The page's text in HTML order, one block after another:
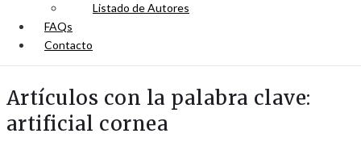
Listado de Autores
FAQs
Contacto
Artículos con la palabra clave:
artificial cornea